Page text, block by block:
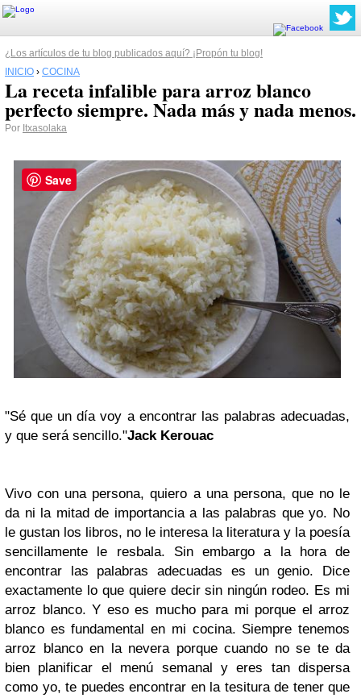
¿Los artículos de tu blog publicados aquí? ¡Propón tu blog!
INICIO › COCINA
La receta infalible para arroz blanco
perfecto siempre. Nada más y nada menos.
Por Itxasolaka
"Sé que un día voy a encontrar las palabras adecuadas,
y que será sencillo."Jack Kerouac
Vivo con una persona, quiero a una persona, que no le
da ni la mitad de importancia a las palabras que yo. No
le gustan los libros, no le interesa la literatura y la poesía
sencillamente le resbala. Sin embargo a la hora de
encontrar las palabras adecuadas es un genio. Dice
exactamente lo que quiere decir sin ningún rodeo. Es mi
arroz blanco. Y eso es mucho para mi porque el arroz
blanco es fundamental en mi cocina. Siempre tenemos
arroz blanco en la nevera porque cuando no se te da
bien planificar el menú semanal y eres tan dispersa
como yo, te puedes encontrar en la tesitura de tener que
Save